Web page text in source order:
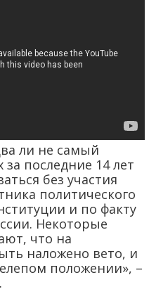
ли не самый
последние 14 лет
без участия
политического
и по факту
Некоторые
что на
наложено вето, и
положении», –